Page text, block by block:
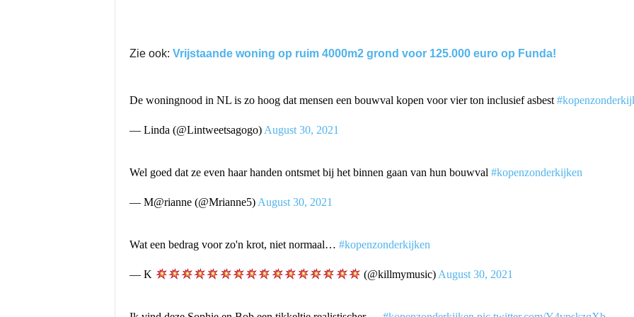
Zie ook: Vrijstaande woning op ruim 4000m2 grond voor 125.000 euro op Funda!
De woningnood in NL is zo hoog dat mensen een bouwval kopen voor vier ton inclusief asbest
— Linda (@Lintweetsagogo) August 30, 2021
Wel goed dat ze even haar handen ontsmet bij het binnen gaan van hun bouwval #kopenzonderkijken
— M@rianne (@Mrianne5) August 30, 2021
Wat een bedrag voor zo'n krot, niet normaal… #kopenzonderkijken
— K (@killmymusic)August 30, 2021